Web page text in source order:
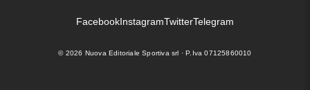
FacebookInstagramTwitterTelegram
© 2026 Nuova Editoriale Sportiva srl · P.Iva 07125860010